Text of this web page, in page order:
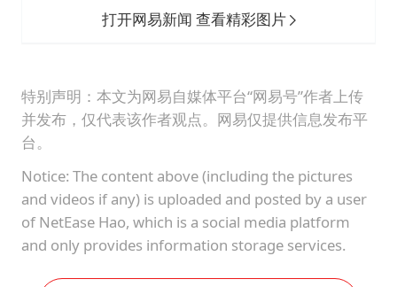
打开网易新闻 查看精彩图片
特别声明：本文为网易自媒体平台“网易号”作者上传
并发布，仅代表该作者观点。网易仅提供信息发布平
台。
Notice: The content above (including the pictures
and videos if any) is uploaded and posted by a user
of NetEase Hao, which is a social media platform
and only provides information storage services.